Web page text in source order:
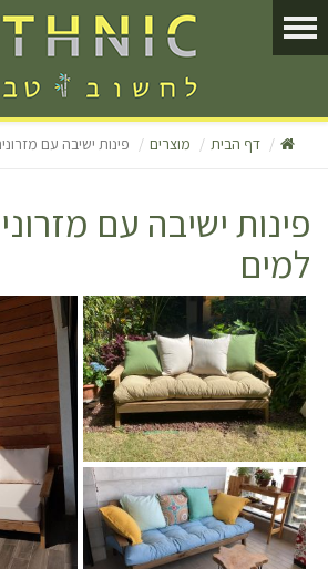
דף הבית מוצרים פינות ישיבה עם
פינות ישיבה עם
למים